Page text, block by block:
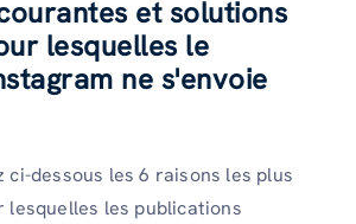
et solutions
lesquelles le
ne s'envoie
ci-dessous les 6 raisons les plus
lesquelles les publications